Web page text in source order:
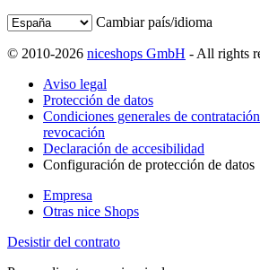
Cambiar país/idioma
© 2010-2026 niceshops GmbH - All rights
Aviso legal
Protección de datos
Condiciones generales de
revocación
Declaración de accesibilidad
Configuración de protección de datos
Empresa
Otras nice Shops
Desistir del contrato